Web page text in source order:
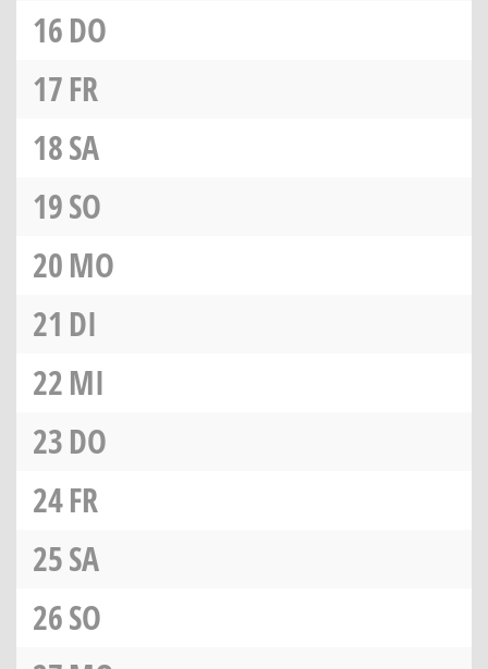
16DO
17FR
18SA
19SO
20MO
21 DI
22MI
23DO
24FR
25SA
26SO